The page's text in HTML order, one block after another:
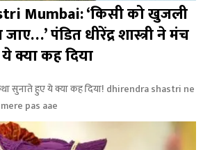
Mumbai: ‘किसी को खुजली
पंडित धीरेंद्र शास्त्री ने मंच
क्या कह दिया
कथा सुनाते हुए ये क्या कह दिया! dhirendra shastri ne
pas aae